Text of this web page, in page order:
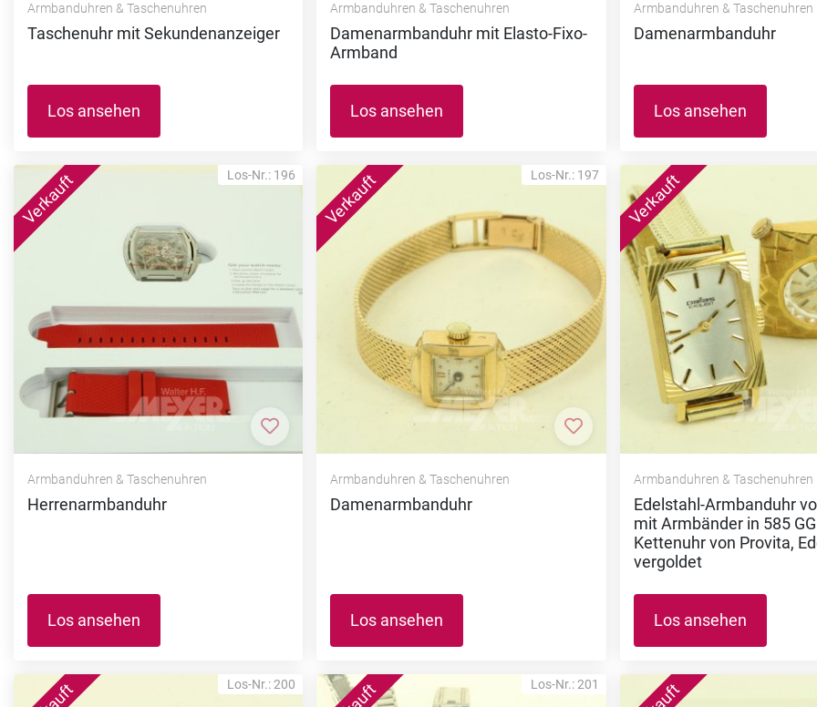
Armbanduhren & Taschenuhren
Taschenuhr mit Sekundenanzeiger
Los ansehen
Armbanduhren & Taschenuhren
Damenarmbanduhr mit Elasto-Fixo-
Armband
Los ansehen
Armbanduhren & Taschenuhren
Damenarmbanduhr
Los ansehen
Los-Nr.: 196
Zur Merkliste hinzufügen
Armbanduhren & Taschenuhren
Herrenarmbanduhr
Los ansehen
Los-Nr.: 197
Zur Merkliste hinzufügen
Armbanduhren & Taschenuhren
Damenarmbanduhr
Los ansehen
Armbanduhren & Taschenuhren
Edelstahl-Armbanduhr
mit Armbänder in 585 GG
Kettenuhr von Provita,
vergoldet
Los ansehen
Los-Nr.: 200 Los-Nr.: 201